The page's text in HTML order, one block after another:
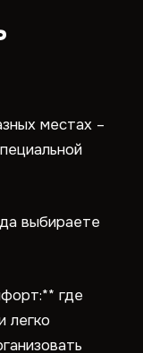
местах –
выбираете
где
легко